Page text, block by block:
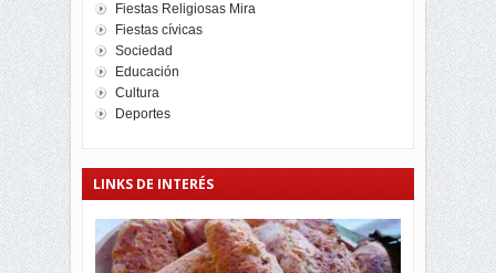
Fiestas Religiosas Mira
Fiestas cívicas
Sociedad
Educación
Cultura
Deportes
LINKS DE INTERÉS